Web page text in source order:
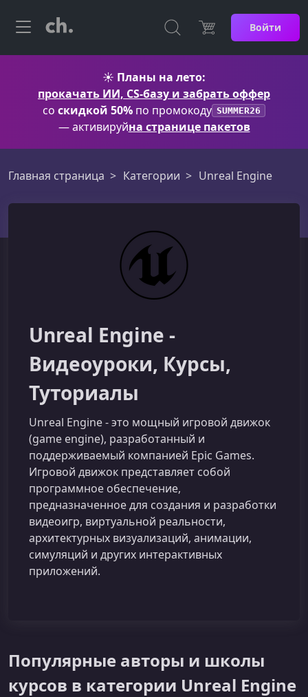
Войти
☀️ Планы на лето:
прокачать ИИ, CS-базу и забрать оффер
со скидкой 50% по промокоду SUMMER26
— активируйна странице пакетов
Главная страница Категории Unreal Engine
Unreal Engine -
Видеоуроки, Курсы,
Туториалы
Unreal Engine - это мощный игровой движок
(game engine), разработанный и
поддерживаемый компанией Epic Games.
Игровой движок представляет собой
программное обеспечение,
предназначенное для создания и разработки
видеоигр, виртуальной реальности,
архитектурных визуализаций, анимации,
симуляций и других интерактивных
приложений.
Популярные авторы и школы
курсов в категории Unreal Engine